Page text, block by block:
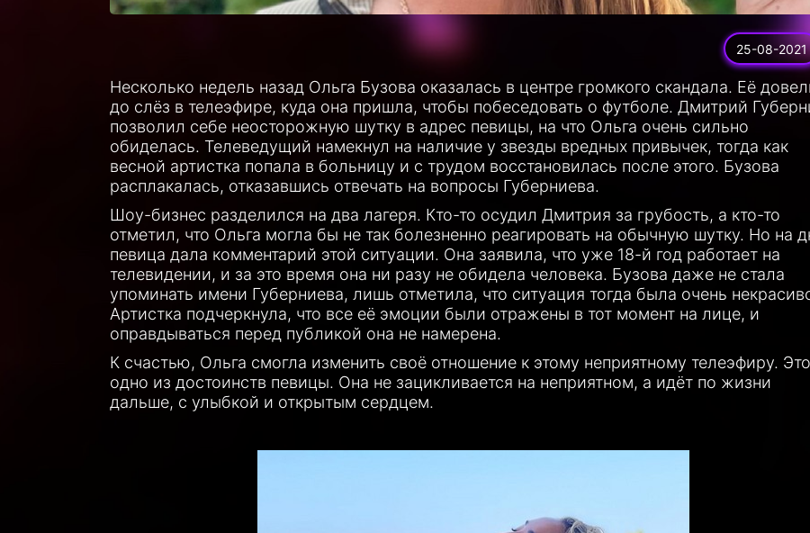
25-08-2021
Несколько недель назад Ольга Бузова оказалась в центре громкого скандала. Её
до слёз в телеэфире, куда она пришла, чтобы побеседовать о футболе. Дмитрий
позволил себе неосторожную шутку в адрес певицы, на что Ольга очень сильно
обиделась. Телеведущий намекнул на наличие у звезды вредных привычек, тогда как
весной артистка попала в больницу и с трудом восстановилась после этого. Бузова
расплакалась, отказавшись отвечать на вопросы Губерниева.
Шоу-бизнес разделился на два лагеря. Кто-то осудил Дмитрия за грубость, а кто-то
отметил, что Ольга могла бы не так болезненно реагировать на обычную шутку. Но на
певица дала комментарий этой ситуации. Она заявила, что уже 18-й год работает на
телевидении, и за это время она ни разу не обидела человека. Бузова даже не стала
упоминать имени Губерниева, лишь отметила, что ситуация тогда была очень
Артистка подчеркнула, что все её эмоции были отражены в тот момент на лице, и
оправдываться перед публикой она не намерена.
К счастью, Ольга смогла изменить своё отношение к этому неприятному телеэфиру.
одно из достоинств певицы. Она не зацикливается на неприятном, а идёт по жизни
дальше, с улыбкой и открытым сердцем.